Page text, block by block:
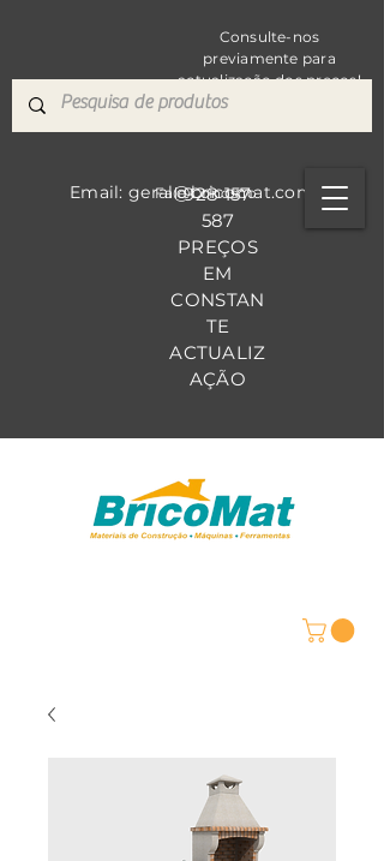
Consulte-nos
previamente para
actualização dos preços!
928 157
587
PREÇOS
EM
CONSTAN
TE
ACTUALIZ
AÇÃO
Fale Conosco
Email: geral@bricomat.com